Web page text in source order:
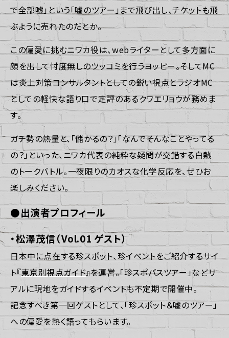
で全部嘘」という「嘘のツアー」まで飛び出し、チケットも飛
ぶように売れたのだとか。
この偏愛に挑むニワカ役は、webライターとして多方面に
顔を出して忖度無しのツッコミを行うヨッピー。そしてMC
は炎上対策コンサルタントとしての鋭い視点とラジオMC
としての軽快な語り口で定評のあるクワエリョウが務めま
す。
ガチ勢の熱量と、「儲かるの？」「なんでそんなことやってる
の？」といった、ニワカ代表の純粋な疑問が交錯する白熱
のトークバトル。一夜限りのカオスな化学反応を、ぜひお
楽しみください。
●出演者プロフィール
・松澤茂信（Vol.01 ゲスト）
日本中に点在する珍スポット、珍イベントをご紹介するサイ
ト『東京別視点ガイド』を運営。「珍スポバスツアー」などリ
アルに現地をガイドするイベントも不定期で開催中。
記念すべき第一回ゲストとして、「珍スポット＆嘘のツアー」
への偏愛を熱く語ってもらいます。